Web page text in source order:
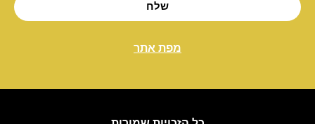
שלח
מפת אתר